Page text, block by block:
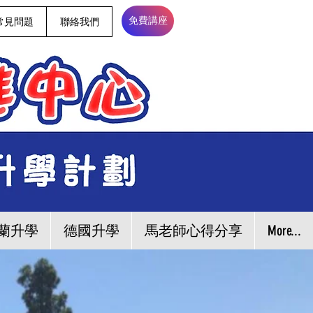
見問題 聯絡我們 免費講座
升學 德國升學 馬老師心得分享 More...